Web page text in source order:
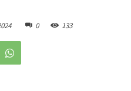
0 133